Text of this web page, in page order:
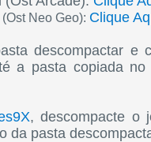
Neo Geo): Clique
descompactar e
a pasta copiada
, descompacte o
da pasta